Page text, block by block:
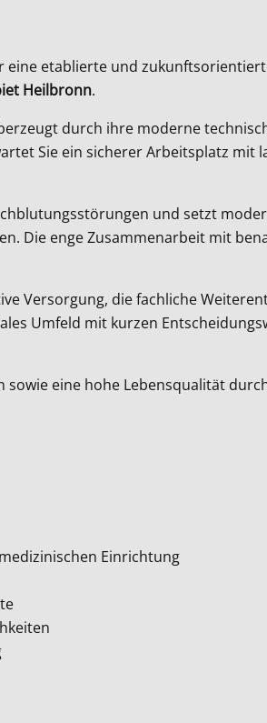
etablierte und
Heilbronn.
durch ihre moderne
Sie ein sicherer Arbeitsplatz mit
und setzt
Die enge Zusammenarbeit mit
Versorgung, die fachliche
Umfeld mit kurzen
eine hohe Lebensqualität
Einrichtung